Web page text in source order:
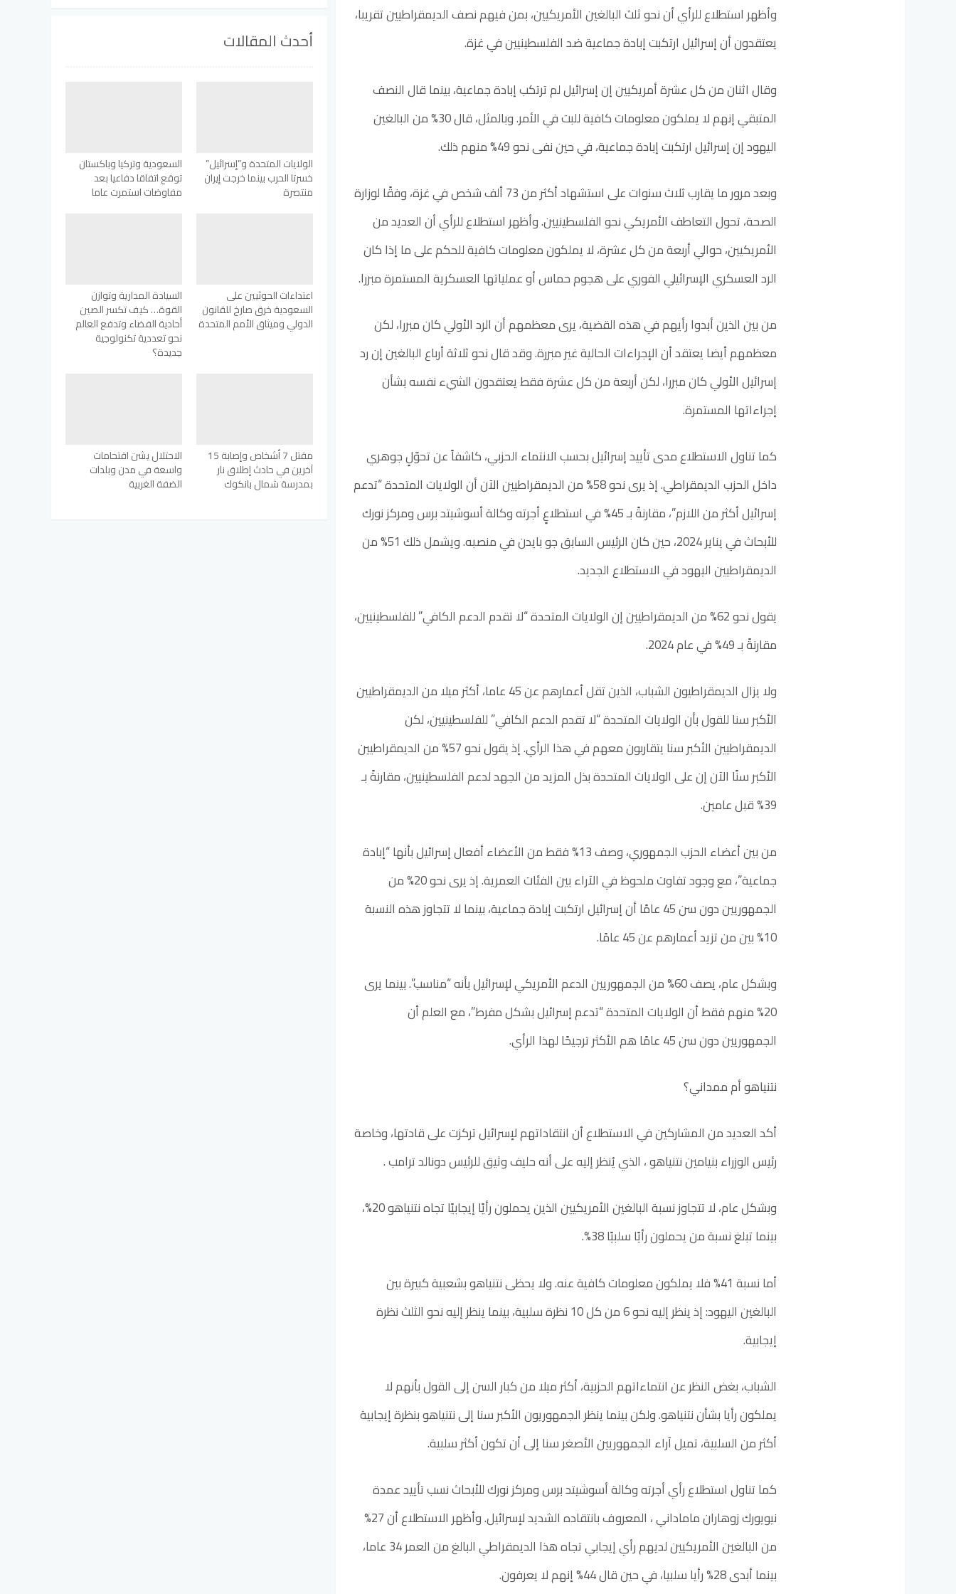
وأظهر استطلاع للرأي أن نحو ثلث البالغين الأمريكيين، بمن فيهم نصف الديمقراطيين تقريبا،
يعتقدون أن إسرائيل ارتكبت إبادة جماعية ضد الفلسطينيين في غزة.
وقال اثنان من كل عشرة أمريكيين إن إسرائيل لم ترتكب إبادة جماعية، بينما قال النصف
المتبقي إنهم لا يملكون معلومات كافية للبت في الأمر. وبالمثل، قال 30% من البالغين
اليهود إن إسرائيل ارتكبت إبادة جماعية، في حين نفى نحو 49% منهم ذلك.
وبعد مرور ما يقارب ثلاث سنوات على استشهاد أكثر من 73 ألف شخص في غزة، وفقًا لوزارة
الصحة، تحول التعاطف الأمريكي نحو الفلسطينيين. وأظهر استطلاع للرأي أن العديد من
الأمريكيين، حوالي أربعة من كل عشرة، لا يملكون معلومات كافية للحكم على ما إذا كان
الرد العسكري الإسرائيلي الفوري على هجوم حماس أو عملياتها العسكرية المستمرة مبررا.
من بين الذين أبدوا رأيهم في هذه القضية، يرى معظمهم أن الرد الأولي كان مبررا، لكن
معظمهم أيضا يعتقد أن الإجراءات الحالية غير مبررة. وقد قال نحو ثلاثة أرباع البالغين إن رد
إسرائيل الأولي كان مبررا، لكن أربعة من كل عشرة فقط يعتقدون الشيء نفسه بشأن
إجراءاتها المستمرة.
كما تناول الاستطلاع مدى تأييد إسرائيل بحسب الانتماء الحزبي، كاشفاً عن تحوّلٍ جوهري
داخل الحزب الديمقراطي. إذ يرى نحو 58% من الديمقراطيين الآن أن الولايات المتحدة “تدعم
إسرائيل أكثر من اللازم”، مقارنةً بـ 45% في استطلاعٍ أجرته وكالة أسوشيتد برس ومركز نورك
للأبحاث في يناير 2024، حين كان الرئيس السابق جو بايدن في منصبه. ويشمل ذلك 51% من
الديمقراطيين اليهود في الاستطلاع الجديد.
يقول نحو 62% من الديمقراطيين إن الولايات المتحدة “لا تقدم الدعم الكافي” للفلسطينيين،
مقارنةً بـ 49% في عام 2024.
ولا يزال الديمقراطيون الشباب، الذين تقل أعمارهم عن 45 عاما، أكثر ميلا من الديمقراطيين
الأكبر سنا للقول بأن الولايات المتحدة “لا تقدم الدعم الكافي” للفلسطينيين، لكن
الديمقراطيين الأكبر سنا يتقاربون معهم في هذا الرأي. إذ يقول نحو 57% من الديمقراطيين
الأكبر سنًا الآن إن على الولايات المتحدة بذل المزيد من الجهد لدعم الفلسطينيين، مقارنةً بـ
39% قبل عامين.
من بين أعضاء الحزب الجمهوري، وصف 13% فقط من الأعضاء أفعال إسرائيل بأنها “إبادة
جماعية”، مع وجود تفاوت ملحوظ في الآراء بين الفئات العمرية. إذ يرى نحو 20% من
الجمهوريين دون سن 45 عامًا أن إسرائيل ارتكبت إبادة جماعية، بينما لا تتجاوز هذه النسبة
10% بين من تزيد أعمارهم عن 45 عامًا.
وبشكل عام، يصف 60% من الجمهوريين الدعم الأمريكي لإسرائيل بأنه “مناسب”. بينما يرى
20% منهم فقط أن الولايات المتحدة “تدعم إسرائيل بشكل مفرط”، مع العلم أن
الجمهوريين دون سن 45 عامًا هم الأكثر ترجيحًا لهذا الرأي.
نتنياهو أم ممداني؟
أكد العديد من المشاركين في الاستطلاع أن انتقاداتهم لإسرائيل تركزت على قادتها، وخاصة
رئيس الوزراء بنيامين نتنياهو ، الذي يُنظر إليه على أنه حليف وثيق للرئيس دونالد ترامب .
وبشكل عام، لا تتجاوز نسبة البالغين الأمريكيين الذين يحملون رأيًا إيجابيًا تجاه نتنياهو 20%،
بينما تبلغ نسبة من يحملون رأيًا سلبيًا 38%.
أما نسبة 41% فلا يملكون معلومات كافية عنه. ولا يحظى نتنياهو بشعبية كبيرة بين
البالغين اليهود: إذ ينظر إليه نحو 6 من كل 10 نظرة سلبية، بينما ينظر إليه نحو الثلث نظرة
إيجابية.
الشباب، بغض النظر عن انتماءاتهم الحزبية، أكثر ميلا من كبار السن إلى القول بأنهم لا
يملكون رأيا بشأن نتنياهو. ولكن بينما ينظر الجمهوريون الأكبر سنا إلى نتنياهو بنظرة إيجابية
أكثر من السلبية، تميل آراء الجمهوريين الأصغر سنا إلى أن تكون أكثر سلبية.
كما تناول استطلاع رأي أجرته وكالة أسوشيتد برس ومركز نورك للأبحاث نسب تأييد عمدة
نيويورك زوهاران ماماداني ، المعروف بانتقاده الشديد لإسرائيل. وأظهر الاستطلاع أن 27%
من البالغين الأمريكيين لديهم رأي إيجابي تجاه هذا الديمقراطي البالغ من العمر 34 عاما،
بينما أبدى 28% رأيا سلبيا، في حين قال 44% إنهم لا يعرفون.
أحدث المقالات
الولايات المتحدة و”إسرائيل”
خسرتا الحرب بينما خرجت إيران
منتصرة
السعودية وتركيا وباكستان
توقع اتفاقا دفاعيا بعد
مفاوضات استمرت عاما
اعتداءات الحوثيين على
السعودية خرق صارخ للقانون
الدولي وميثاق الأمم المتحدة
السيادة المدارية وتوازن
القوة… كيف تكسر الصين
أحادية الفضاء وتدفع العالم
نحو تعددية تكنولوجية
جديدة؟
مقتل 7 أشخاص وإصابة 15
آخرين في حادث إطلاق نار
بمدرسة شمال بانكوك
الاحتلال يشن اقتحامات
واسعة في مدن وبلدات
الضفة الغربية